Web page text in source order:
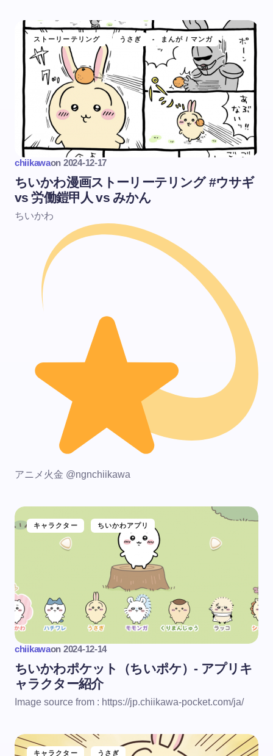
ストーリーテリング うさぎ まんが / マンガ
chiikawaon 2024-12-17
ちいかわ漫画ストーリーテリング #ウサギ
vs 労働鎧甲人 vs みかん
ちいかわ
アニメ火金 @ngnchiikawa
キャラクター ちいかわアプリ
chiikawaon 2024-12-14
ちいかわポケット（ちいポケ）- アプリキ
ャラクター紹介
Image source from : https://jp.chiikawa-pocket.com/ja/
キャラクター うさぎ